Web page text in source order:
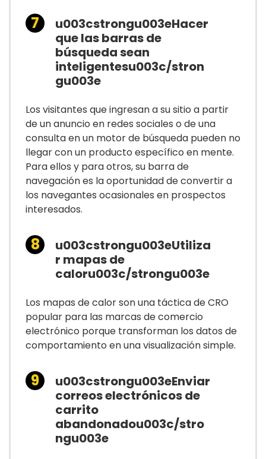
u003cstrongu003eHacer
que las barras de
búsqueda sean
inteligentesu003c/stron
gu003e
Los visitantes que ingresan a su sitio a partir
de un anuncio en redes sociales o de una
consulta en un motor de búsqueda pueden no
llegar con un producto específico en mente.
Para ellos y para otros, su barra de
navegación es la oportunidad de convertir a
los navegantes ocasionales en prospectos
interesados.
u003cstrongu003eUtiliza
r mapas de
caloru003c/strongu003e
Los mapas de calor son una táctica de CRO
popular para las marcas de comercio
electrónico porque transforman los datos de
comportamiento en una visualización simple.
u003cstrongu003eEnviar
correos electrónicos de
carrito
abandonadou003c/stro
ngu003e